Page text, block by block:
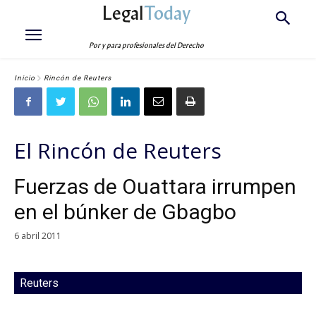
LegalToday
Por y para profesionales del Derecho
Inicio Rincón de Reuters
El Rincón de Reuters
Fuerzas de Ouattara irrumpen
en el búnker de Gbagbo
6 abril 2011
Reuters